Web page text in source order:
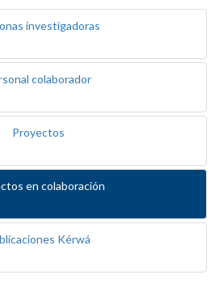
investigadoras
colaborador
Proyectos
en colaboración
Kérwá